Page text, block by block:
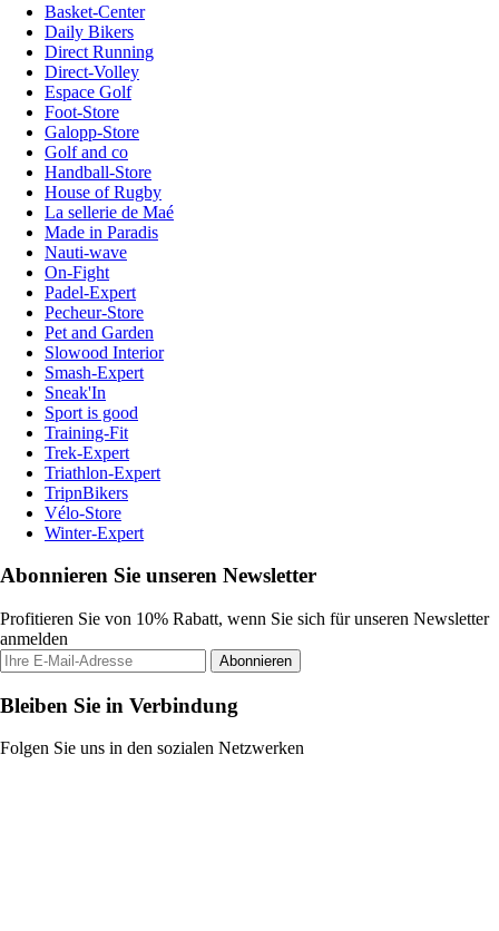
Basket-Center
Daily Bikers
Direct Running
Direct-Volley
Espace Golf
Foot-Store
Galopp-Store
Golf and co
Handball-Store
House of Rugby
La sellerie de Maé
Made in Paradis
Nauti-wave
On-Fight
Padel-Expert
Pecheur-Store
Pet and Garden
Slowood Interior
Smash-Expert
Sneak'In
Sport is good
Training-Fit
Trek-Expert
Triathlon-Expert
TripnBikers
Vélo-Store
Winter-Expert
Abonnieren Sie unseren Newsletter
Profitieren Sie von 10% Rabatt, wenn Sie sich für unseren Newsletter
anmelden
Abonnieren
Bleiben Sie in Verbindung
Folgen Sie uns in den sozialen Netzwerken